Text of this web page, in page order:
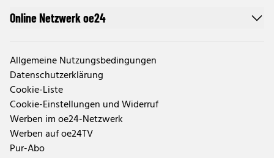
Online Netzwerk oe24
Allgemeine Nutzungsbedingungen
Datenschutzerklärung
Cookie-Liste
Cookie-Einstellungen und Widerruf
Werben im oe24-Netzwerk
Werben auf oe24TV
Pur-Abo